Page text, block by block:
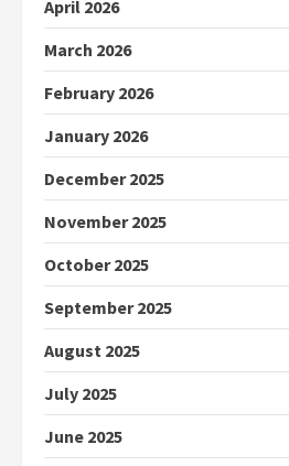
April 2026
March 2026
February 2026
January 2026
December 2025
November 2025
October 2025
September 2025
August 2025
July 2025
June 2025